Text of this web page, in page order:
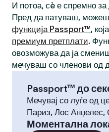
И потоа, сè е спремно
Пред да патуваш,
функција Passport™,
премиум претплати.
овозможува да ја
мечуваш со членови од
Passport™ до
Мечувај со луѓе од
Париз, Лос
Моментална